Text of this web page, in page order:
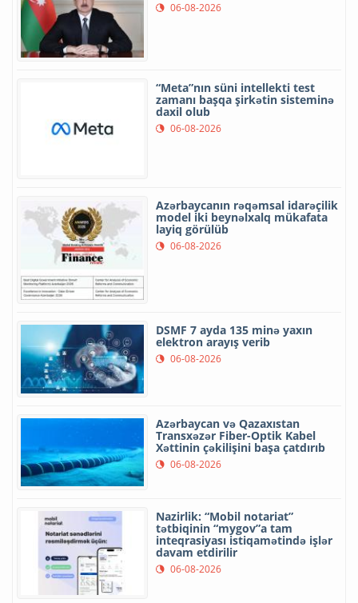
06-08-2026
“Meta”nın süni intellekti test
zamanı başqa şirkətin sisteminə
daxil olub
06-08-2026
Azərbaycanın rəqəmsal idarəçilik
model iki beynəlxalq mükafata
layiq görülüb
06-08-2026
DSMF 7 ayda 135 minə yaxın
elektron arayış verib
06-08-2026
Azərbaycan və Qazaxıstan
Transxəzər Fiber-Optik Kabel
Xəttinin çəkilişini başa çatdırıb
06-08-2026
Nazirlik: “Mobil notariat”
tətbiqinin “mygov”a tam
inteqrasiyası istiqamətində işlər
davam etdirilir
06-08-2026